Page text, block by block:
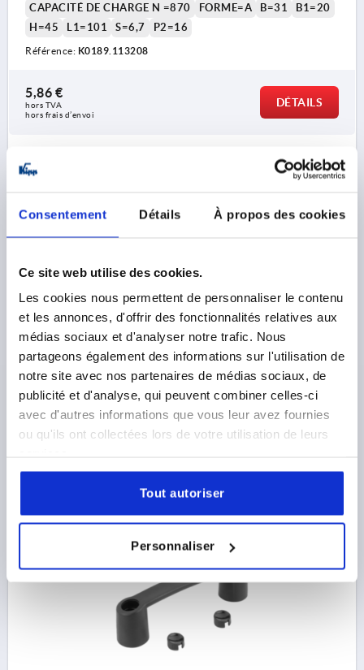
Consentement Détails À propos des cookies
Ce site web utilise des cookies.
Les cookies nous permettent de personnaliser le contenu
et les annonces, d'offrir des fonctionnalités relatives aux
médias sociaux et d'analyser notre trafic. Nous
partageons également des informations sur l'utilisation de
notre site avec nos partenaires de médias sociaux, de
publicité et d'analyse, qui peuvent combiner celles-ci
avec d'autres informations que vous leur avez fournies
ou qu'ils ont collectées lors de votre utilisation de leurs
Tout autoriser
Personnaliser
CAPACITÉ DE CHARGE N =870
FORME=A B=31
B1=20
H=45
L1=101 S=6,7 P2=16
Référence: K0189.113208
5,86 €
hors TVA
hors frais d’envoi
DÉTAILS
K0189
POIGNÉE CINTRÉE, FORME:A, A=179, L=213, D=M10
THERMOPLASTIQUE, NOIR, COMP:LAITON
ENTRAXE DES ALÉSAGES=179
ALÉSAGE DE FIXATION=M10
CAPACITÉ DE CHARGE N =1200
L1=145 S=7,1
Référence: K0189.117910
8,20 €